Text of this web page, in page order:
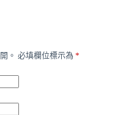
。 必填欄位標示為 *